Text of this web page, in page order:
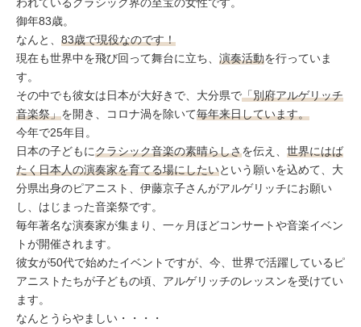
御年83歳。
なんと、 83歳で現役なのです！
現在も世界中を飛び回って舞台に立ち、 演奏活動を行っていま
す。
その中でも彼女は日本が大好きで、大分県で「別府アルゲリッチ
音楽祭」を開き、コロナ渦を除いて毎年来日しています。
今年で25年目。
日本の子どもにクラシック音楽の素晴らしさを伝え、 世界にはば
たく日本人の演奏家を育てる場にしたいという願いを込めて、大
分県出身のピアニスト、伊藤京子さんがアルゲリッチにお願い
し、はじまった音楽祭です。
毎年著名な演奏家が集まり、一ヶ月ほどコンサートや音楽イベン
トが開催されます。
彼女が50代で始めたイベントですが、今、世界で活躍しているピ
アニストたちが子どもの頃、アルゲリッチのレッスンを受けてい
ます。
なんとうらやましい・・・・